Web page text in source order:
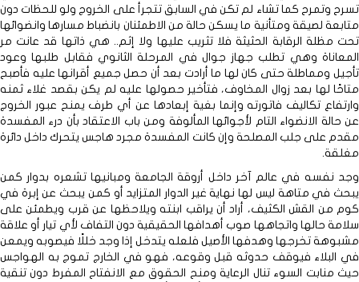
تسرح وتمرح كما تشاء لم تكن في السابق تتجرأ على الخروج ولو للحظات دون
متابعة لصيقة ومتأنية ما يسكن حالة من الاطمئنان بانضباط مسارها وانضوائها
تحت مظلة الرقابة الحثيثة فلا تثريب عليها ولا إثم.. هي ذاتها قد عانت مر
المعاناة وهي تطلب جهاز جوال في المرحلة الثانوي فقابل طلبها وعود
تأجيل ومماطلة حتى كان لها ما أرادت بعد أن حصل جميع أقرانها عليه فأصبح
متاحًا لها بعد زوال المخاوف، فتأخير حصولها عليه لم يكن بقصد غلاء ثمنه
وارتفاع تكاليف فاتورته وإنما بغية إبعادها عن أي طرف يمنح عبور الخروج
عن حالة الانضواء التام لأجوائها المألوفة ومن باب الاعتقاد بأن درء المفسدة
مقدم على جلب المصلحة وإن كانت المفسدة مجرد هاجس يتحرك داخل دائرة
مغلقة.
وجد نفسه في عالم آخر داخل أروقة الجامعة ومبانيها تشعره بدوار كمن
يبحث في متاهة ليس لها نهاية غير الدوار المتزايد أو كمن يبحث عن إبرة في
كوم من القش الكثيف، أراد أن يراقب ابنته ويلاحظها عن قرب ويطمئن على
سلامة حالها واتجاهها صوب أهدافها الحقيقية دون التفاف لأي تيار أو علاقة
مشبوهة تخرجها وهدفها الأصيل فلعله يتدخل إذا وجد خللًا فيصوبه ويمعن
في البلاء فيوقف حدوثه قبل وقوعه، فهو في الخارج تموج به الهواجس
حيث منابت السوء تنال الرعاية ومنح الحقوق مع الانفتاح المفرط دون تنقية